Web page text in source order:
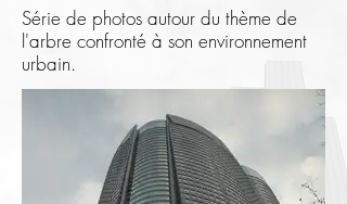
Série de photos autour du thème de
l'arbre confronté à son environnement
urbain.